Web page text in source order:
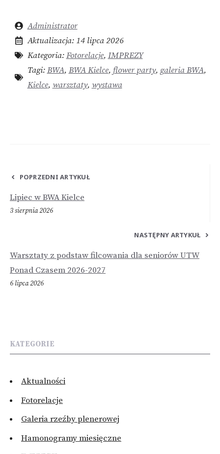
Administrator
Aktualizacja: 14 lipca 2026
Kategoria:Fotorelacje, IMPREZY
Tagi:BWA, BWA Kielce, flower party, galeria BWA,
Kielce, warsztaty, wystawa
POPRZEDNI ARTYKUŁ
Lipiec w BWA Kielce
3 sierpnia 2026
NASTĘPNY ARTYKUŁ
Warsztaty z podstaw filcowania dla seniorów UTW
Ponad Czasem 2026-2027
6 lipca 2026
KATEGORIE
Aktualności
Fotorelacje
Galeria rzeźby plenerowej
Hamonogramy miesięczne